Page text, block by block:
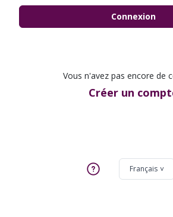
Connexion
Vous n'avez pas encore de
Créer un
Français